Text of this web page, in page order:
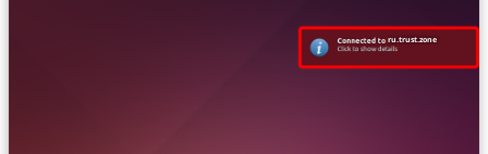
ru.trust.zone